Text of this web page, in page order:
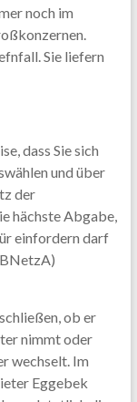
noch im
Sie liefern
dass Sie sich
und über
der
hächste Abgabe,
einfordern darf
ob er
nimmt oder
wechselt. Im
Eggebek